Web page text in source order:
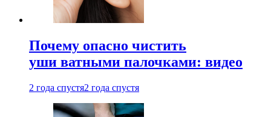
Почему опасно чистить
уши ватными палочками: видео
2 года спустя2 года спустя